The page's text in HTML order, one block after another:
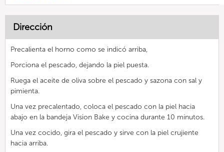
Dirección
Precalienta el horno como se indicó arriba,
Porciona el pescado, dejando la piel puesta.
Ruega el aceite de oliva sobre el pescado y sazona con sal y
pimienta.
Una vez precalentado, coloca el pescado con la piel hacia
abajo en la bandeja Vision Bake y cocina durante 10 minutos.
Una vez cocido, gira el pescado y sirve con la piel crujiente
hacia arriba.